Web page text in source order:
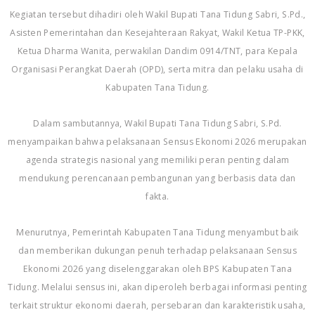
Kegiatan tersebut dihadiri oleh Wakil Bupati Tana Tidung Sabri, S.Pd.,
Asisten Pemerintahan dan Kesejahteraan Rakyat, Wakil Ketua TP-PKK,
Ketua Dharma Wanita, perwakilan Dandim 0914/TNT, para Kepala
Organisasi Perangkat Daerah (OPD), serta mitra dan pelaku usaha di
Kabupaten Tana Tidung.
Dalam sambutannya, Wakil Bupati Tana Tidung Sabri, S.Pd.
menyampaikan bahwa pelaksanaan Sensus Ekonomi 2026 merupakan
agenda strategis nasional yang memiliki peran penting dalam
mendukung perencanaan pembangunan yang berbasis data dan
fakta.
Menurutnya, Pemerintah Kabupaten Tana Tidung menyambut baik
dan memberikan dukungan penuh terhadap pelaksanaan Sensus
Ekonomi 2026 yang diselenggarakan oleh BPS Kabupaten Tana
Tidung. Melalui sensus ini, akan diperoleh berbagai informasi penting
terkait struktur ekonomi daerah, persebaran dan karakteristik usaha,